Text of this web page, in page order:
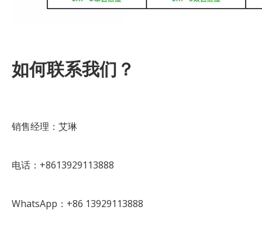
如何联系我们？
销售经理：艾琳
电话：+8613929113888
WhatsApp：+86 13929113888